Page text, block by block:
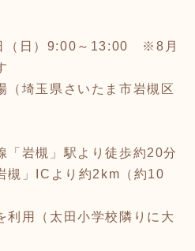
（日）9:00～13:00 ※8月
埼玉県さいたま市岩槻区
「岩槻」駅より徒歩約20分
槻」ICより約2km（約10
用（太田小学校隣りに大